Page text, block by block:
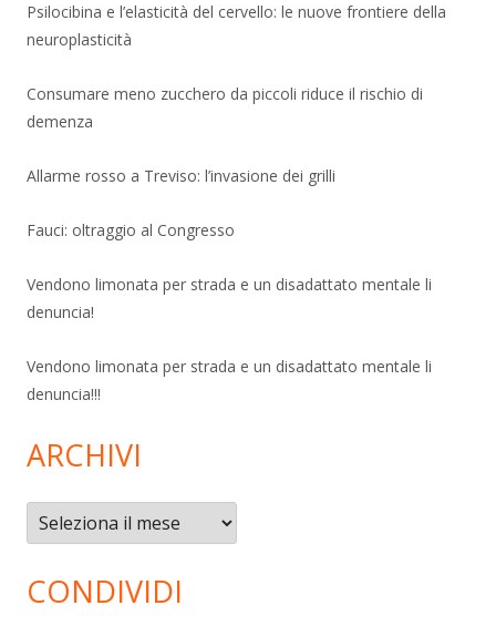
Psilocibina e l’elasticità del cervello: le nuove frontiere della
neuroplasticità
Consumare meno zucchero da piccoli riduce il rischio di
demenza
Allarme rosso a Treviso: l’invasione dei grilli
Fauci: oltraggio al Congresso
Vendono limonata per strada e un disadattato mentale li
denuncia!
Vendono limonata per strada e un disadattato mentale li
denuncia!!!
ARCHIVI
Archivi
CONDIVIDI